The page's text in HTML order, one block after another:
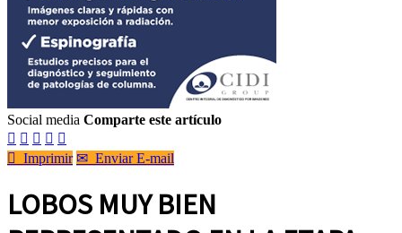
Social media Comparte este artículo
    
 Imprimir ✉ Enviar E-mail
LOBOS MUY BIEN